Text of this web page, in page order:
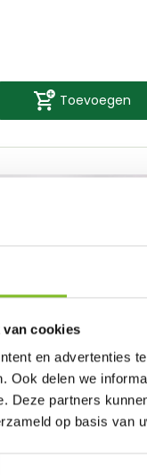
van cookies
en advertenties
Ook delen we
Deze partners
op basis van
Toevoegen
Songül